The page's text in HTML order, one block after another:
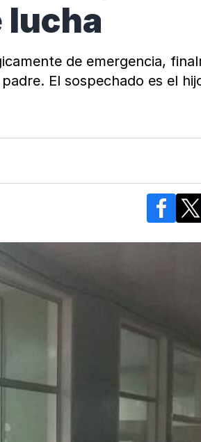
lucha
de emergencia,
El sospechado es el
X